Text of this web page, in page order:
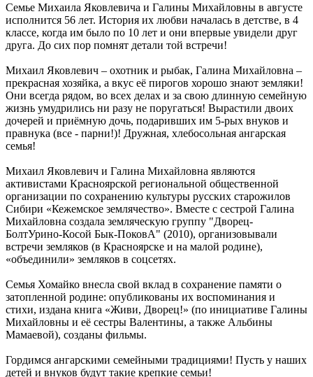
Семье Михаила Яковлевича и Галины Михайловны в августе
исполнится 56 лет. История их любви началась в детстве, в 4
классе, когда им было по 10 лет и они впервые увидели друг
друга. До сих пор помнят детали той встречи!
Михаил Яковлевич – охотник и рыбак, Галина Михайловна –
прекрасная хозяйка, а вкус её пирогов хорошо знают земляки!
Они всегда рядом, во всех делах и за свою длинную семейную
жизнь умудрились ни разу не поругаться! Вырастили двоих
дочерей и приёмную дочь, подаривших им 5-рых внуков и
правнука (все - парни!)! Дружная, хлебосольная ангарская
семья!
Михаил Яковлевич и Галина Михайловна являются
активистами Красноярской региональной общественной
организации по сохранению культуры русских старожилов
Сибири «Кежемское землячество». Вместе с сестрой Галина
Михайловна создала земляческую группу "Дворец-
БолтУрино-Косой Бык-ПоковА" (2010), организовывали
встречи земляков (в Красноярске и на малой родине),
«объединили» земляков в соцсетях.
Семья Хомайко внесла свой вклад в сохранение памяти о
затопленной родине: опубликованы их воспоминания и
стихи, издана книга «Живи, Дворец!» (по инициативе Галины
Михайловны и её сестры Валентины, а также Альбины
Мамаевой), созданы фильмы.
Гордимся ангарскими семейными традициями! Пусть у наших
детей и внуков будут такие крепкие семьи!